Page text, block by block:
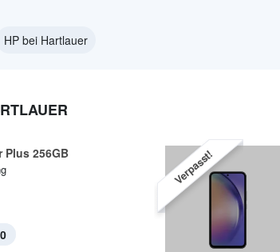
HP bei Hartlauer
Plus 256GB Verpasst!